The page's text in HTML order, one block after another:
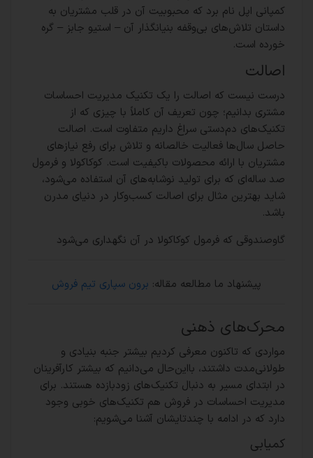
کمپانی اپل نام برد که محبوبیت آن در قلب مشتریان به
داستان تلاش‌های بی‌وقفه بنیانگذار آن – استیو جابز – گره
خورده است.
اصالت
درست نیست که اصالت را یک تکنیک مدیریت احساسات
مشتری بدانیم؛ چون تعریف آن کاملاً با چیزی که از
تکنیک‌های دم‌دستی سراغ داریم متفاوت است. اصالت
حاصل سال‌ها فعالیت خالصانه و تلاش برای رفع نیازهای
مشتریان با ارائه محصولات باکیفیت است. کوکاکولا و فرمول
صد ساله‌ای که برای تولید نوشابه‌های آن استفاده می‌شود،
شاید بهترین مثال برای اصالت کسب‌وکار در دنیای مدرن
باشد.
گاوصندوقی که فرمول کوکاکولا در آن نگهداری می‌شود
پیشنهاد ما مطالعه مقاله: برون سپاری تیم فروش
محرک‌های ذهنی
مواردی که تاکنون معرفی کردیم بیشتر جنبه بنیادی و
طولانی‌مدت داشتند، بااین‌حال می‌دانیم که بیشتر کارآفرینان
در ابتدای مسیر به دنبال تکنیک‌های زودبازده هستند. برای
مدیریت احساسات در فروش هم تکنیک‌های خوبی وجود
دارد که در ادامه با چندتایشان آشنا می‌شویم:
کمیابی